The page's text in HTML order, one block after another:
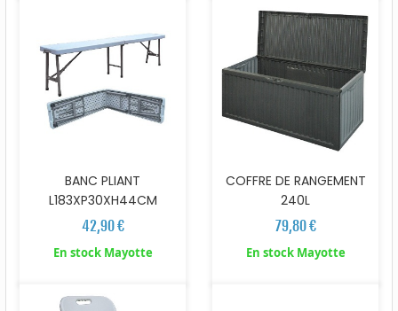
BANC PLIANT
L183XP30XH44CM
42,90 €
En stock Mayotte
COFFRE DE RANGEMENT
240L
79,80 €
En stock Mayotte